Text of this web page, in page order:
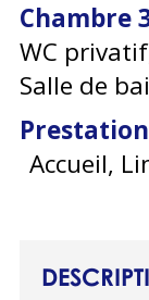
Chambre
WC privatif
Salle de
Accueil,